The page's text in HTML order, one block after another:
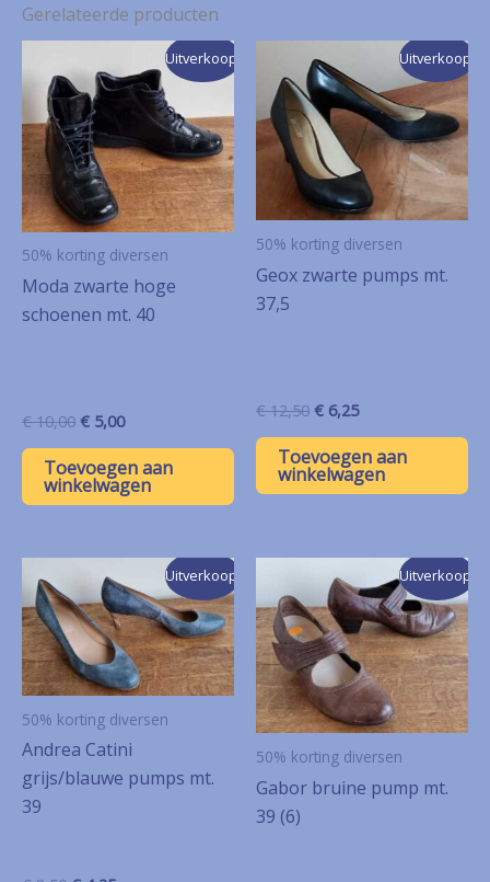
Gerelateerde producten
Uitverkoop!
50% korting diversen
Moda zwarte hoge
schoenen mt. 40
€10,00 Oorspronkelijke
was:
€ 10,00.
€ 5,00Huidige
is:
€ 5,00.
Toevoegen aan
winkelwagen
Uitverkoop!
50% korting diversen
Geox zwarte pumps mt.
37,5
€12,50 Oorspronkelijke
was:
€ 12,50.
€ 6,25Huidige
is:
€ 6,25.
Toevoegen aan
winkelwagen
Uitverkoop!
50% korting diversen
Andrea Catini
grijs/blauwe pumps mt.
39
Uitverkoop!
50% korting diversen
Gabor bruine pump mt.
39 (6)